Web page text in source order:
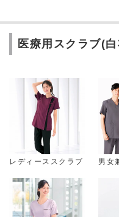
医療用スクラブ(
レディーススクラブ 男女